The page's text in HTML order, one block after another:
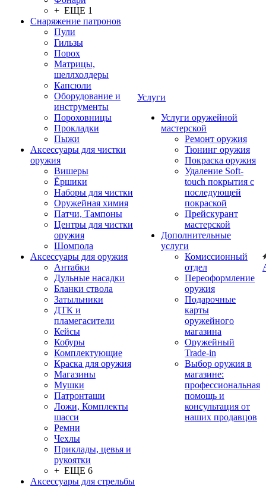
+ ЕЩЕ 1
Снаряжение патронов
Пули
Гильзы
Порох
Матрицы,
шеллхолдеры
Капсюли
Оборудование и
инструменты
Пороховницы
Прокладки
Пыжи
Аксессуары для чистки
оружия
Вишеры
Ёршики
Наборы для чистки
Оружейная химия
Патчи, Тампоны
Центры для чистки
оружия
Шомпола
Аксессуары для оружия
Антабки
Дульные насадки
Бланки ствола
Затыльники
ДТК и
пламегасители
Кейсы
Кобуры
Комплектующие
Краска для оружия
Магазины
Мушки
Патронташи
Ложи, Комплекты
шасси
Ремни
Чехлы
Приклады, цевья и
рукоятки
+ ЕЩЕ 6
Аксессуары для стрельбы
Услуги
Услуги оружейной
мастерской
Ремонт оружия
Тюнинг оружия
Покраска оружия
Удаление Soft-
touch покрытия с
последующей
покраской
Прейскурант
мастерской
Дополнительные
услуги
Комиссионный
отдел
Переоформление
оружия
Подарочные
карты
оружейного
магазина
Оружейный
Trade-in
Выбор оружия в
магазине:
профессиональная
помощь и
консультация от
наших продавцов